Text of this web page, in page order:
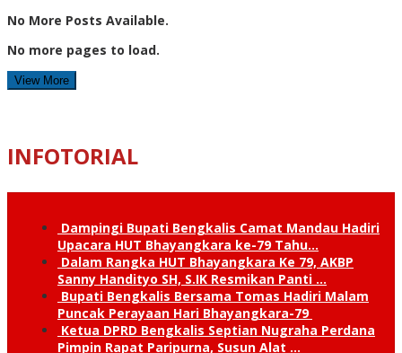
No More Posts Available.
No more pages to load.
View More
INFOTORIAL
Dampingi Bupati Bengkalis Camat Mandau Hadiri
Upacara HUT Bhayangkara ke-79 Tahu…
Dalam Rangka HUT Bhayangkara Ke 79, AKBP
Sanny Handityo SH, S.IK Resmikan Panti …
Bupati Bengkalis Bersama Tomas Hadiri Malam
Puncak Perayaan Hari Bhayangkara-79
Ketua DPRD Bengkalis Septian Nugraha Perdana
Pimpin Rapat Paripurna, Susun Alat …